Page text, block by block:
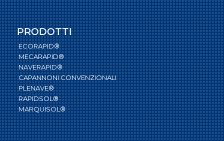
PRODOTTI
ECORAPID®
MECARAPID®
NAVERAPID®
CAPANNONI CONVENZIONALI
PLENAVE®
RAPIDSOL®
MARQUISOL®